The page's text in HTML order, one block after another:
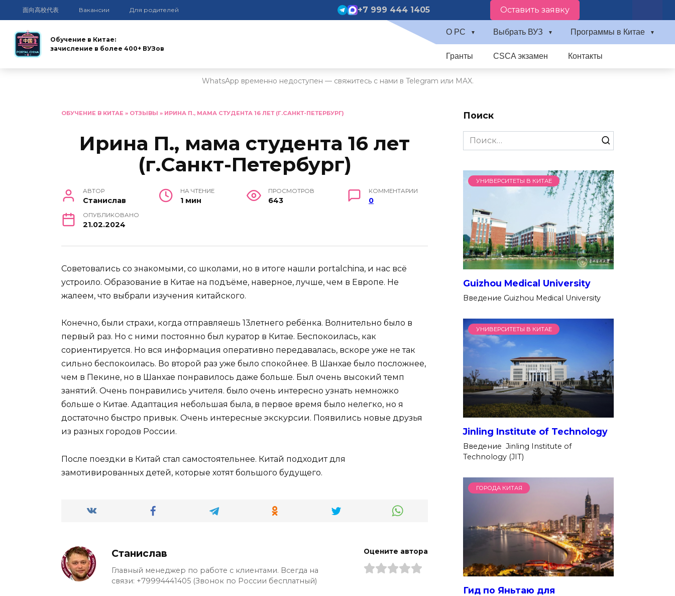
面向高校代表 Вакансии Для родителей +7 999 444 1405 Оставить заявку
Обучение в Китае:
зачисление в более 400+ ВУЗов
О PC Выбрать ВУЗ Программы в Китае
Гранты CSCA экзамен Контакты
WhatsApp временно недоступен — свяжитесь с нами в Telegram или MAX.
ОБУЧЕНИЕ В КИТАЕ » ОТЗЫВЫ » ИРИНА П., МАМА СТУДЕНТА 16 ЛЕТ (Г.САНКТ-ПЕТЕРБУРГ)
Ирина П., мама студента 16 лет
(г.Санкт-Петербург)
АВТОР
Станислав
НА ЧТЕНИЕ
1 мин
ПРОСМОТРОВ
643
КОММЕНТАРИИ
0
ОПУБЛИКОВАНО
21.02.2024
Советовались со знакомыми, со школами, но в итоге нашли portalchina, и нас всё
устроило. Образование в Китае на подъёме, наверное, лучше, чем в Европе. Не
жалеем, что выбрали изучения китайского.
Конечно, были страхи, когда отправляешь 13летнего ребёнка. Волнительно было в
первый раз. Но с ними постоянно был куратор в Китае. Беспокоилась, как
сориентируется. Но вся информация оперативно передавалась, вскоре уже не так
сильно беспокоилась. Во второй раз уже было спокойнее. В Шанхае было посложнее,
чем в Пекине, но в Шанхае понравилось даже больше. Был очень высокий темп
занятий. Очень понравились учителя. было очень интересно узнать немножко
больше о Китае. Адаптация небольшая была, в первое время было нелегко, но я
достаточно быстро привык. Очень интересные экскурсии. Появились новые друзья
из разных городов России.
После поездки в Китай стал самостоятельнее. Китай подходит для
замотивированных детей, которые хотят большого будущего.
Станислав
Главный менеджер по работе с клиентами. Всегда на
связи: +79994441405 (Звонок по России бесплатный)
Оцените автора
Поиск
Search
for:
УНИВЕРСИТЕТЫ В КИТАЕ
Guizhou Medical University
Введение Guizhou Medical University
УНИВЕРСИТЕТЫ В КИТАЕ
Jinling Institute of Technology
Введение Jinling Institute of
Technology (JIT)
ГОРОДА КИТАЯ
Гид по Яньтаю для